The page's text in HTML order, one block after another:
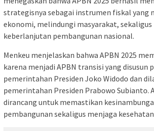
strategisnya sebagai instrumen fiskal yang
ekonomi, melindungi masyarakat, sekaligus
keberlanjutan pembangunan nasional.
Menkeu menjelaskan bahwa APBN 2025
karena menjadi APBN transisi yang disusun
pemerintahan Presiden Joko Widodo dan
pemerintahan Presiden Prabowo Subianto.
dirancang untuk memastikan
pembangunan sekaligus menjaga